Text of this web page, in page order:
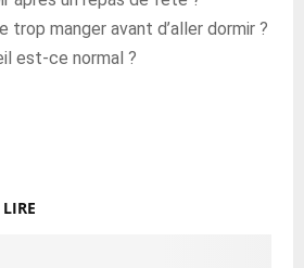
trop manger avant d’aller dormir ?
est-ce normal ?